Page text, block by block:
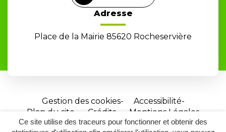
Ce site utilise des traceurs pour fonctionner et obtenir des
Adresse
Place de la Mairie 85620 Rocheservière
Gestion des cookies
Accessibilité
Plan du site
Crédits
Mentions Légales